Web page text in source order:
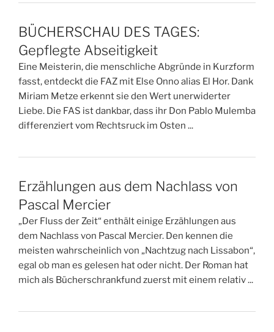
BÜCHERSCHAU DES TAGES:
Gepflegte Abseitigkeit
Eine Meisterin, die menschliche Abgründe in Kurzform
fasst, entdeckt die FAZ mit Else Onno alias El Hor. Dank
Miriam Metze erkennt sie den Wert unerwiderter
Liebe. Die FAS ist dankbar, dass ihr Don Pablo Mulemba
differenziert vom Rechtsruck im Osten ...
Erzählungen aus dem Nachlass von
Pascal Mercier
„Der Fluss der Zeit“ enthält einige Erzählungen aus
dem Nachlass von Pascal Mercier. Den kennen die
meisten wahrscheinlich von „Nachtzug nach Lissabon“,
egal ob man es gelesen hat oder nicht. Der Roman hat
mich als Bücherschrankfund zuerst mit einem relativ ...